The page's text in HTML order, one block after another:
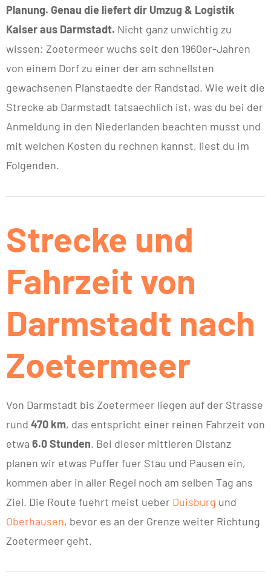
Planung. Genau die liefert dir Umzug & Logistik
Kaiser aus Darmstadt. Nicht ganz unwichtig zu
wissen: Zoetermeer wuchs seit den 1960er-Jahren
von einem Dorf zu einer der am schnellsten
gewachsenen Planstaedte der Randstad. Wie weit die
Strecke ab Darmstadt tatsaechlich ist, was du bei der
Anmeldung in den Niederlanden beachten musst und
mit welchen Kosten du rechnen kannst, liest du im
Folgenden.
Strecke und
Fahrzeit von
Darmstadt nach
Zoetermeer
Von Darmstadt bis Zoetermeer liegen auf der Strasse
rund 470 km, das entspricht einer reinen Fahrzeit von
etwa 6.0 Stunden. Bei dieser mittleren Distanz
planen wir etwas Puffer fuer Stau und Pausen ein,
kommen aber in aller Regel noch am selben Tag ans
Ziel. Die Route fuehrt meist ueber Duisburg und
Oberhausen, bevor es an der Grenze weiter Richtung
Zoetermeer geht.